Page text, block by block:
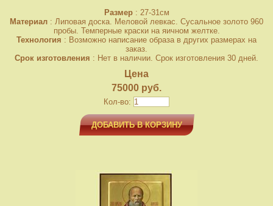
Размер: 27-31см
Материал : Липовая доска. Меловой левкас. Сусальное золото 960
пробы. Темперные краски на яичном желтке.
Технология : Возможно написание образа в других размерах на
заказ.
Срок изготовления : Нет в наличии. Срок изготовления 30 дней.
Цена
75000 руб.
Кол-во:
ДОБАВИТЬ В КОРЗИНУ